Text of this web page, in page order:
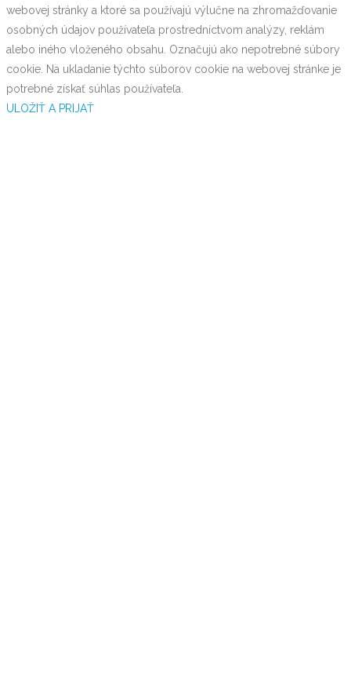
webovej stránky a ktoré sa používajú výlučne na zhromažďovanie
osobných údajov používateľa prostredníctvom analýzy, reklám
alebo iného vloženého obsahu. Označujú ako nepotrebné súbory
cookie. Na ukladanie týchto súborov cookie na webovej stránke je
potrebné získať súhlas používateľa.
ULOŽIŤ A PRIJAŤ